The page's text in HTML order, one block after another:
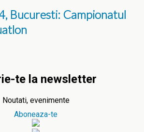
Bucuresti: Campionatul
te la newsletter
Noutati, evenimente
Aboneaza-te